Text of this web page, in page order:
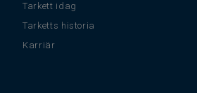
Tarkett idag
Tarketts historia
Karriär